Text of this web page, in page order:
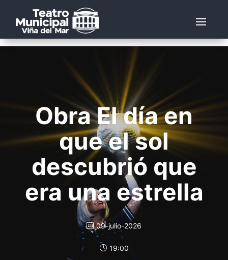
Obra El día en
que el sol
descubrió que
era una estrella
09-julio-2026
19:00